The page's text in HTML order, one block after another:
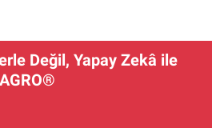
Değil, Yapay Zekâ ile